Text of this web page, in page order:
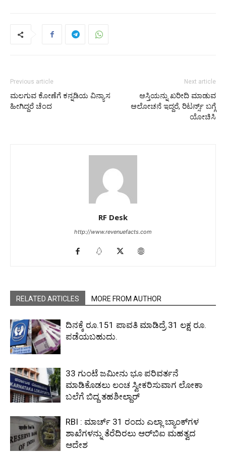
Previous article
ಮಲಗುವ ಕೋಣೆಗೆ ಕನ್ನಡಿಯ ವಿನ್ಯಾಸ
ಹೀಗಿದ್ದರೆ ಚೆಂದ
Next article
ಆಸ್ತಿಯನ್ನು ಖರೀದಿ ಮಾಡುವ
ಆಲೋಚನೆ ಇದ್ದರೆ, ರಿಟರ್ನ್ಸ್‌ ಬಗ್ಗೆ
ಯೋಚಿಸಿ
RF Desk
http://www.revenuefacts.com
RELATED ARTICLES MORE FROM AUTHOR
ದಿನಕ್ಕೆ ರೂ.151 ಪಾವತಿ ಮಾಡಿದ್ರೆ 31 ಲಕ್ಷ ರೂ.
ಪಡೆಯಬಹುದು.
33 ಗುಂಟೆ ಜಮೀನು ಭೂ ಪರಿವರ್ತನೆ
ಮಾಡಿಕೊಡಲು ಲಂಚ ಸ್ವೀಕರಿಸುವಾಗ ಲೋಕಾ
ಬಲೆಗೆ ಬಿದ್ದ ತಹಶೀಲ್ದಾರ್
RBI : ಮಾರ್ಚ್ 31 ರಂದು ಎಲ್ಲಾ ಬ್ಯಾಂಕ್‌ಗಳ
ಶಾಖೆಗಳನ್ನು ತೆರೆದಿರಲು ಆರ್‌ಬಿಐ ಮಹತ್ವದ
ಆದೇಶ